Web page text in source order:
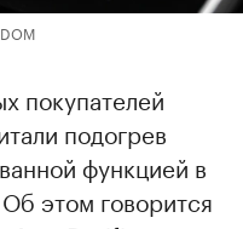
покупателей
подогрев
функцией в
этом говорится